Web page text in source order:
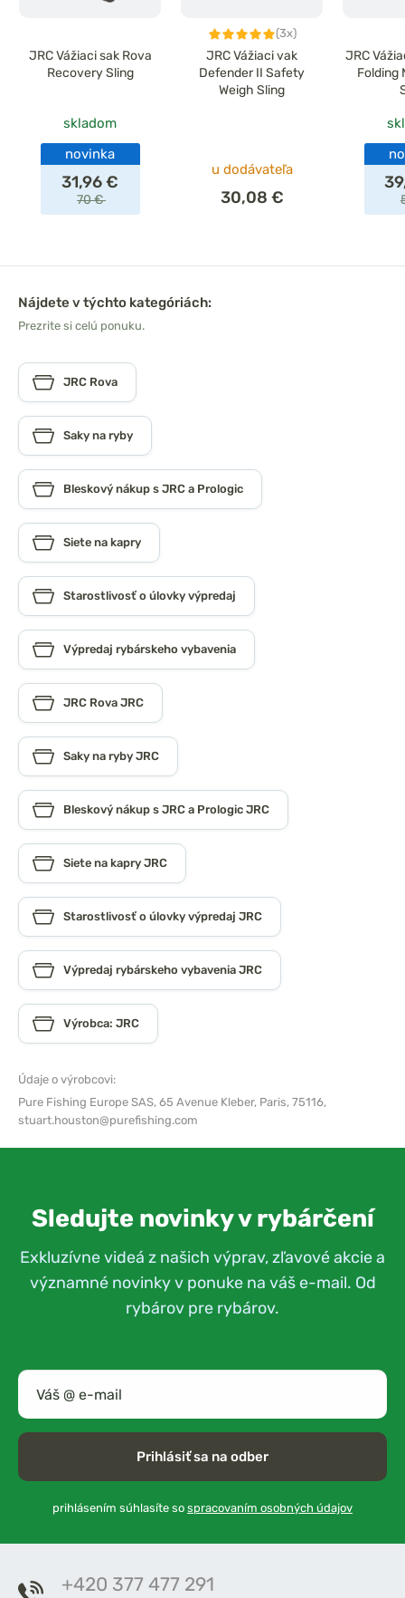
JRC Vážiaci sak Rova
Recovery Sling
skladom
novinka
31,96 €
70 €
(3x)
JRC Vážiaci vak
Defender II Safety
Weigh Sling
u dodávateľa
30,08 €
JRC
Folding
Nájdete v týchto kategóriách:
Prezrite si celú ponuku.
JRC Rova
Saky na ryby
Bleskový nákup s JRC a Prologic
Siete na kapry
Starostlivosť o úlovky výpredaj
Výpredaj rybárskeho vybavenia
JRC Rova JRC
Saky na ryby JRC
Bleskový nákup s JRC a Prologic JRC
Siete na kapry JRC
Starostlivosť o úlovky výpredaj JRC
Výpredaj rybárskeho vybavenia JRC
Výrobca: JRC
Údaje o výrobcovi:
Pure Fishing Europe SAS, 65 Avenue Kleber, Paris, 75116,
stuart.houston@purefishing.com
Sledujte novinky v rybárčení
Exkluzívne videá z našich výprav, zľavové akcie a
významné novinky v ponuke na váš e-mail. Od
rybárov pre rybárov.
Prihlásiť sa na odber
prihlásením súhlasíte so spracovaním osobných údajov
+420 377 477 291